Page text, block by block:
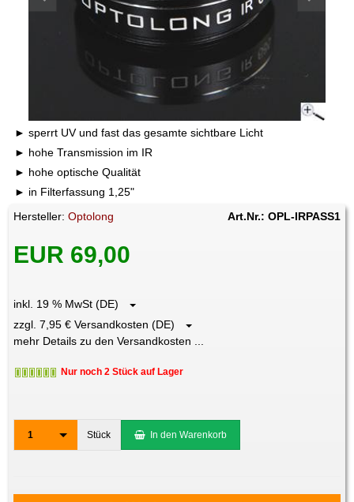
sperrt UV und fast das gesamte sichtbare Licht
hohe Transmission im IR
hohe optische Qualität
in Filterfassung 1,25"
Hersteller:Optolong Art.Nr.: OPL-IRPASS1
EUR 69,00
inkl. 19 % MwSt (DE)
zzgl. 7,95 € Versandkosten (DE)
mehr Details zu den Versandkosten ...
Nur noch 2 Stück auf Lager
1 Stück In den Warenkorb